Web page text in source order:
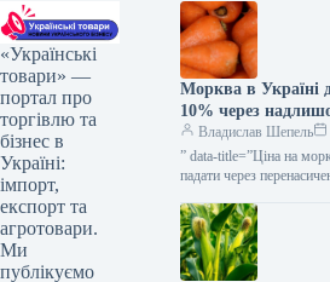
«Українські
товари» —
портал про
торгівлю та
бізнес в
Україні:
імпорт,
експорт та
агротовари.
Ми
публікуємо
Морква в Україні
10% через
постачання —
Владислав Шепель
” data-title=”Ціна на
падати через
url=”https://kurkul.com/
cherez-perenasichennya-
prodavjuye-znijuvatis-
Ціна на моркву